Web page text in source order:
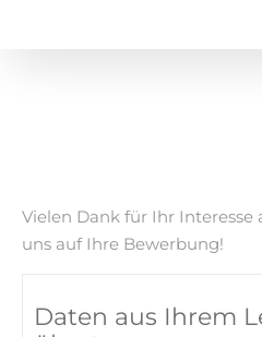
Vielen Dank für Ihr Interesse
uns auf Ihre Bewerbung!
Daten aus Ihrem